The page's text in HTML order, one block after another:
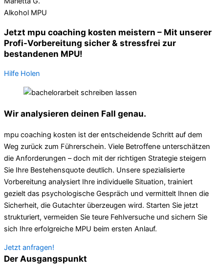
Alkohol MPU
Jetzt mpu coaching kosten meistern – Mit unserer
Profi-Vorbereitung sicher & stressfrei zur
bestandenen MPU!
Hilfe Holen
Wir analysieren deinen Fall genau.
mpu coaching kosten ist der entscheidende Schritt auf dem
Weg zurück zum Führerschein. Viele Betroffene unterschätzen
die Anforderungen – doch mit der richtigen Strategie steigern
Sie Ihre Bestehensquote deutlich. Unsere spezialisierte
Vorbereitung analysiert Ihre individuelle Situation, trainiert
gezielt das psychologische Gespräch und vermittelt Ihnen die
Sicherheit, die Gutachter überzeugen wird. Starten Sie jetzt
strukturiert, vermeiden Sie teure Fehlversuche und sichern Sie
sich Ihre erfolgreiche MPU beim ersten Anlauf.
Jetzt anfragen!
Der Ausgangspunkt